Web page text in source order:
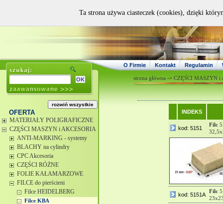
O Firmie Kontakt Regulamin
OFERTA
MATERIAŁY POLIGRAFICZNE
CZĘŚCI MASZYN i AKCESORIA
ANTI-MARKING - systemy
BLACHY na cylindry
CPC Akcesoria
CZĘŚCI RÓŻNE
FOLIE KAŁAMARZOWE
FILCE do pierścieni
Filce HEIDELBERG
Filce KBA
strona główna -> CZĘŚCI MASZYN i
INDEKS
kod: 5151
Filc
kod: 5151A
Filc
Ta strona używa ciasteczek (cookies), dzięki